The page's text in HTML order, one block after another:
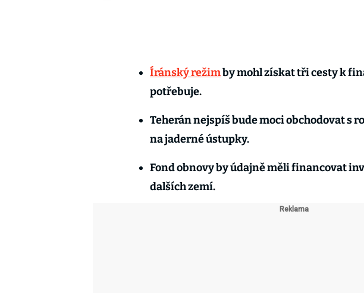
Íránský režimby mohl získat tři cesty k
potřebuje.
Teherán nejspíš bude moci obchodovat s
na jaderné ústupky.
Fond obnovy by údajně měli financovat
dalších zemí.